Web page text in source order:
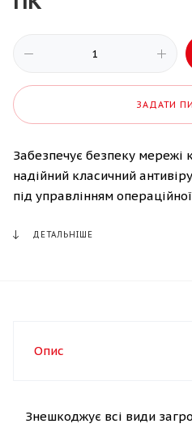
ЗАДАТИ
Забезпечує безпеку мережі
надійний класичний
під управлінням
ДЕТАЛЬНІШЕ
Опис
Знешкоджує всі види